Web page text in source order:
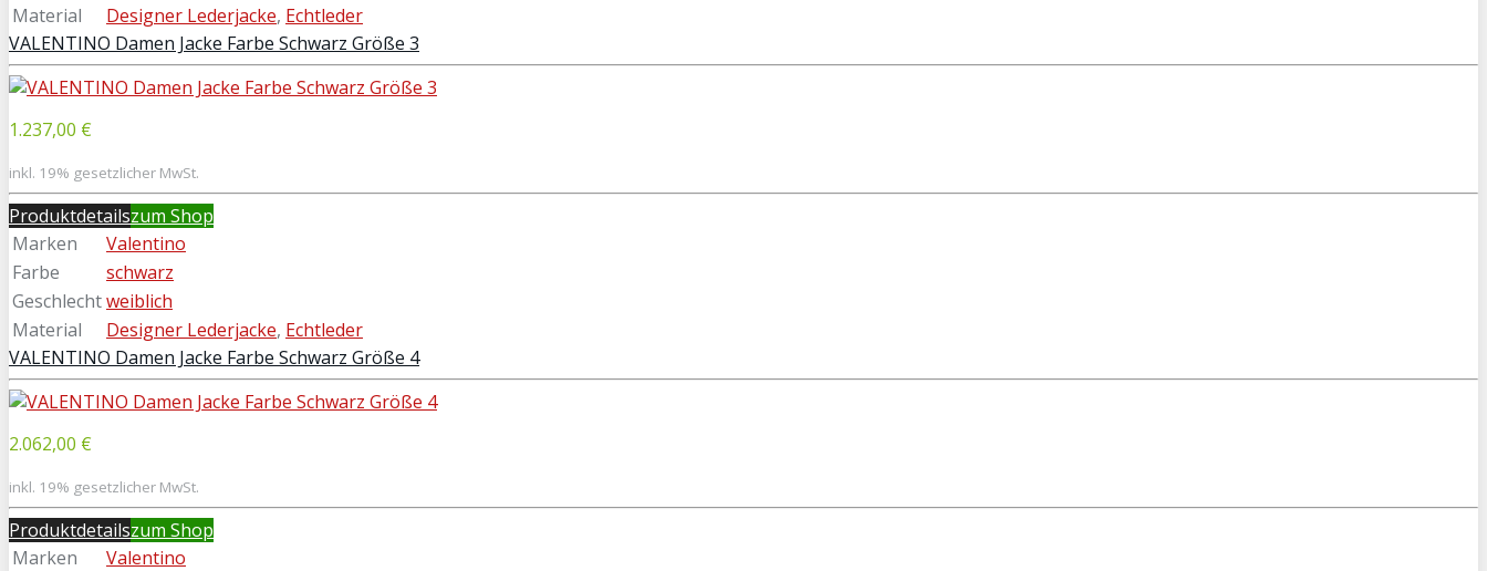
Material
Designer Lederjacke, Echtleder
VALENTINO Damen Jacke Farbe Schwarz Größe 3
1.237,00 €
inkl. 19% gesetzlicher MwSt.
Produktdetailszum Shop
Marken
Valentino
Farbe
schwarz
Geschlechtweiblich
Material
Designer Lederjacke, Echtleder
VALENTINO Damen Jacke Farbe Schwarz Größe 4
2.062,00 €
inkl. 19% gesetzlicher MwSt.
Produktdetailszum Shop
Marken
Valentino